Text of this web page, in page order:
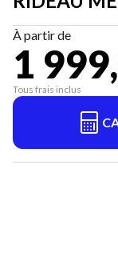
À partir de
1
Tous frais inclus